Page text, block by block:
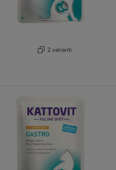
2 varianti